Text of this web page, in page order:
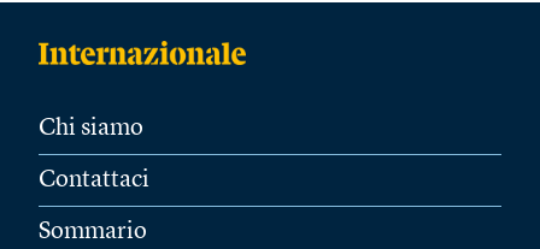
Chi siamo
Contattaci
Sommario